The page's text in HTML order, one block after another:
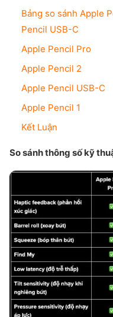
Bảng so sánh Apple
Pencil USB-C
Apple Pencil Pro
Apple Pencil 2
Apple Pencil USB-C
Apple Pencil 1
Kết Luận
So sánh thông số kỹ